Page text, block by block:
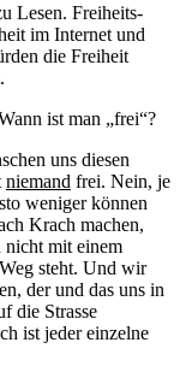
Lesen. Freiheits-
im Internet und
die Freiheit
ist man „frei“?
uns diesen
niemand frei. Nein, je
weniger können
Krach machen,
mit einem
steht. Und wir
der und das uns in
die Strasse
ist jeder einzelne